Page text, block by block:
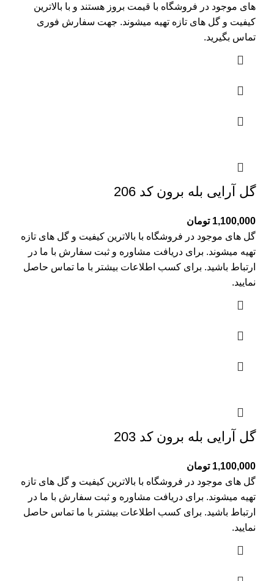
های موجود در فروشگاه با قیمت بروز هستند و با بالاترین
کیفیت و گل های تازه تهیه میشوند. جهت سفارش فوری
تماس بگیرید.
گل آرایی بله برون کد 206
1,100,000 تومان
گل های موجود در فروشگاه با بالاترین کیفیت و گل های تازه
تهیه میشوند. برای دریافت مشاوره و ثبت سفارش با ما در
ارتباط باشید. برای کسب اطلاعات بیشتر با ما تماس حاصل
نمایید.
گل آرایی بله برون کد 203
1,100,000 تومان
گل های موجود در فروشگاه با بالاترین کیفیت و گل های تازه
تهیه میشوند. برای دریافت مشاوره و ثبت سفارش با ما در
ارتباط باشید. برای کسب اطلاعات بیشتر با ما تماس حاصل
نمایید.